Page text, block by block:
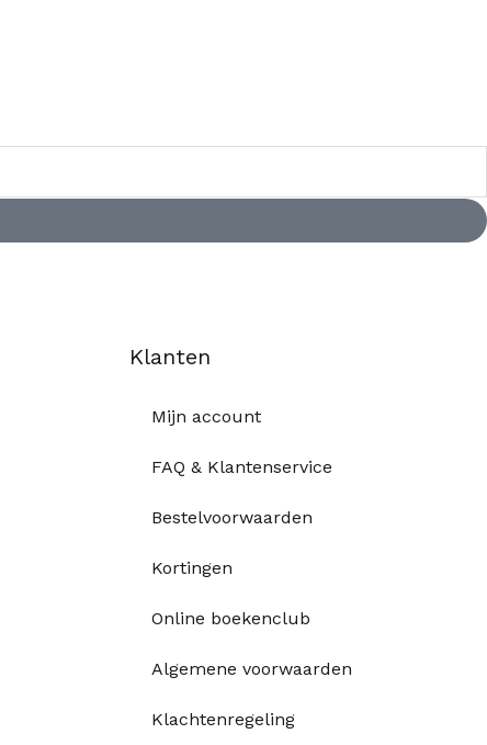
Klanten
Mijn account
FAQ & Klantenservice
Bestelvoorwaarden
Kortingen
Online boekenclub
Algemene voorwaarden
Klachtenregeling